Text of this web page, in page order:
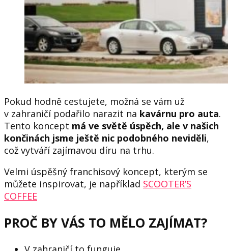
Pokud hodně cestujete, možná se vám už
v zahraničí podařilo narazit na kavárnu pro auta.
Tento koncept má ve světě úspěch, ale v našich
končinách jsme ještě nic podobného neviděli,
což vytváří zajímavou díru na trhu.
Velmi úspěšný franchisový koncept, kterým se
můžete inspirovat, je například SCOOTER’S
COFFEE
PROČ BY VÁS TO MĚLO ZAJÍMAT?